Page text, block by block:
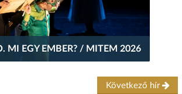
MI EGY EMBER? / MITEM 2026
Következő hír